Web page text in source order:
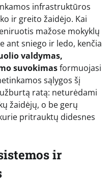
infrastruktūros
ir greito žaidėjo. Kai
mažose mokyklų
ant sniego ir ledo, kenčia
valdymas,
suvokimasformuojasi
sąlygos šį
ratą: neturėdami
žaidėjų, o be gerų
pritrauktų didesnes
ir